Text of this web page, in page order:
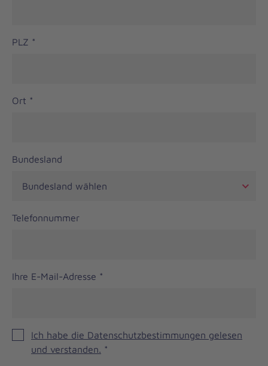
PLZ *
Ort *
Bundesland
Telefonnummer
Ihre E-Mail-Adresse *
Ich habe die Datenschutzbestimmungen gelesen
und verstanden. *